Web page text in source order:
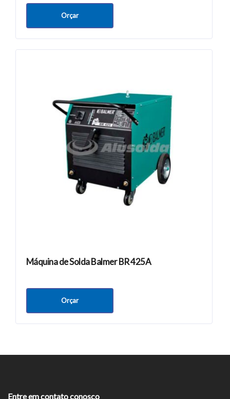
Orçar
Máquina de Solda Balmer BR 425A
Orçar
Entre em contato conosco